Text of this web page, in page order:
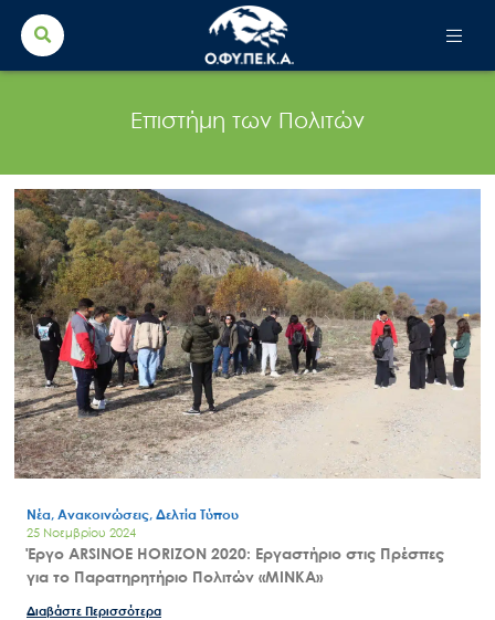
Search
for:
Επιστήμη των Πολιτών
Νέα, Ανακοινώσεις, Δελτία Τύπου
25 Νοεμβρίου 2024
Έργο ARSINOE HORIZON 2020: Εργαστήριο στις Πρέσπες
για το Παρατηρητήριο Πολιτών «MINKA»
Διαβάστε Περισσότερα